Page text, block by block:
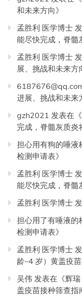
和未来方向》
孟胜利 医学博士
能尽快完成，脊髓
孟胜利 医学博士
展、挑战和未来方
进展、挑战和未来
gzh2021 发表在《
完成，脊髓灰质炎
担心用有狗的唾液
检测申请表》
孟胜利 医学博士
能尽快完成，脊髓
孟胜利 医学博士
担心用了有唾液的
检测申请表》
孟胜利 医学博士
龄–4 岁）黄盖疫
吴伟 发表在《辉
盖疫苗接种筛查指